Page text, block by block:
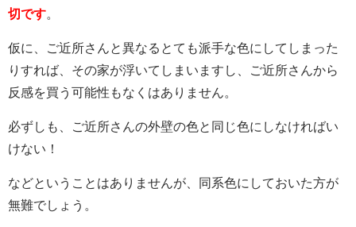
切です。
仮に、ご近所さんと異なるとても派手な色にしてしまった
りすれば、その家が浮いてしまいますし、ご近所さんから
反感を買う可能性もなくはありません。
必ずしも、ご近所さんの外壁の色と同じ色にしなければい
けない！
などということはありませんが、同系色にしておいた方が
無難でしょう。